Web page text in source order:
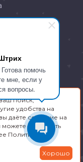
помочь
мне, если у
вопросы.
поиск,
удобства на
даёте согласие на
можете отключить
Политика
Хорошо